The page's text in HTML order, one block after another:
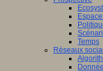
Temps
Réseaux